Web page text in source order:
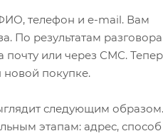
телефон и e-mail. Вам
По результатам
или через СМС.
новой покупке.
следующим образом.
этапам: адрес, способ